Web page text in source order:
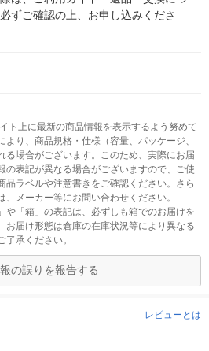
ずご確認の上、お申し込みくださ
ト上に最新の商品情報を表示するよう努めて
り、商品規格・仕様（容量、パッケージ、
る場合がございます。このため、実際にお届
の表記が異なる場合がございますので、ご使
品ラベルや注意書きをご確認ください。さら
メーカー等にお問い合わせください。
や「箱」の表記は、必ずしも箱でのお届けを
お届け形態は倉庫の在庫状況等により異なる
承ください。
の誤りを報告する
レビューとは